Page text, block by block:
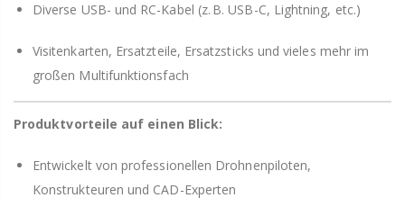
Diverse USB- und RC-Kabel (z. B. USB-C, Lightning, etc.)
Visitenkarten, Ersatzteile, Ersatzsticks und vieles mehr im
großen Multifunktionsfach
Produktvorteile auf einen Blick:
Entwickelt von professionellen Drohnenpiloten,
Konstrukteuren und CAD-Experten